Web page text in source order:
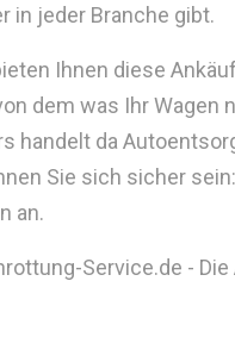
in jeder Branche gibt.
Ihnen diese
dem was Ihr Wagen
handelt da
Sie sich sicher
an.
Service.de -